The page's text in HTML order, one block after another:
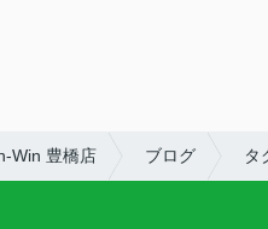
Win 豊橋店 ブログ タ